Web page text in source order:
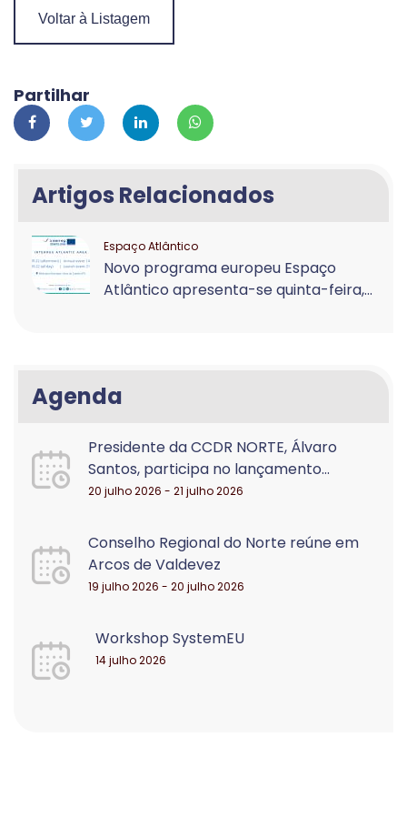
Voltar à Listagem
Partilhar
Artigos Relacionados
Espaço Atlântico
Novo programa europeu Espaço
Atlântico apresenta-se quinta-feira,...
Agenda
Presidente da CCDR NORTE, Álvaro
Santos, participa no lançamento...
20 julho 2026 - 21 julho 2026
Conselho Regional do Norte reúne em
Arcos de Valdevez
19 julho 2026 - 20 julho 2026
Workshop SystemEU
14 julho 2026